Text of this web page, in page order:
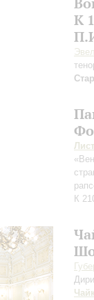
К
Лист
К